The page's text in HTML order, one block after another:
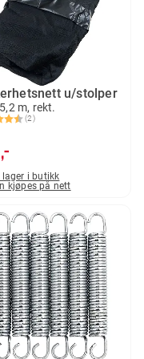
u/stolper
m, rekt.
(2)
5 mulige
lager i butikk
kjøpes på nett